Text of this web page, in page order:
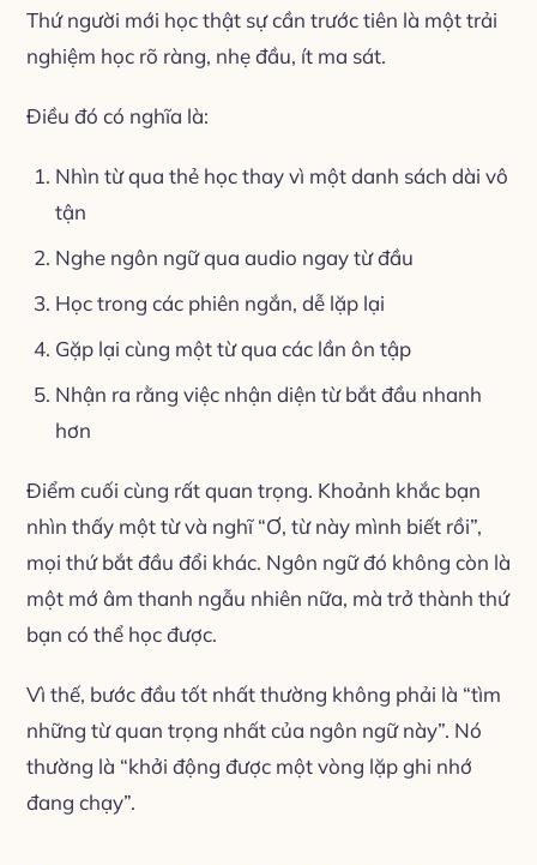
Thứ người mới học thật sự cần trước tiên là một trải
nghiệm học rõ ràng, nhẹ đầu, ít ma sát.
Điều đó có nghĩa là:
Nhìn từ qua thẻ học thay vì một danh sách dài vô
tận
Nghe ngôn ngữ qua audio ngay từ đầu
Học trong các phiên ngắn, dễ lặp lại
Gặp lại cùng một từ qua các lần ôn tập
Nhận ra rằng việc nhận diện từ bắt đầu nhanh
hơn
Điểm cuối cùng rất quan trọng. Khoảnh khắc bạn
nhìn thấy một từ và nghĩ “Ơ, từ này mình biết rồi”,
mọi thứ bắt đầu đổi khác. Ngôn ngữ đó không còn là
một mớ âm thanh ngẫu nhiên nữa, mà trở thành thứ
bạn có thể học được.
Vì thế, bước đầu tốt nhất thường không phải là “tìm
những từ quan trọng nhất của ngôn ngữ này”. Nó
thường là “khởi động được một vòng lặp ghi nhớ
đang chạy”.